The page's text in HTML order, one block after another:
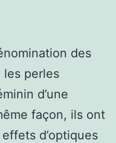
des
les perles
d’une
façon, ils ont
d’optiques